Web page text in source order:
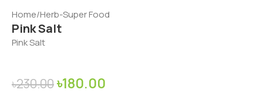
Home/Herb-Super Food
Pink Salt
Pink Salt
৳230.00৳180.00